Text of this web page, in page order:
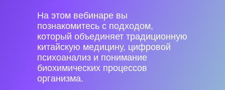
На этом вебинаре вы
познакомитесь с подходом,
который объединяет традиционную
китайскую медицину, цифровой
психоанализ и понимание
биохимических процессов
организма.